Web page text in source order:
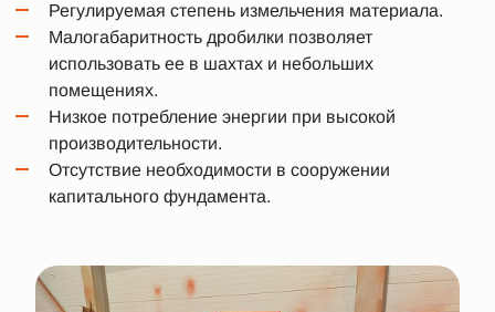
Регулируемая степень измельчения материала.
Малогабаритность дробилки позволяет
использовать ее в шахтах и небольших
помещениях.
Низкое потребление энергии при высокой
производительности.
Отсутствие необходимости в сооружении
капитального фундамента.